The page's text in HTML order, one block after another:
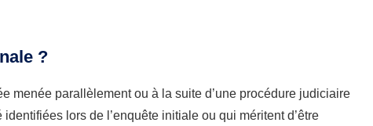
?
menée parallèlement ou à la suite d’une procédure judiciaire
lors de l’enquête initiale ou qui méritent d’être